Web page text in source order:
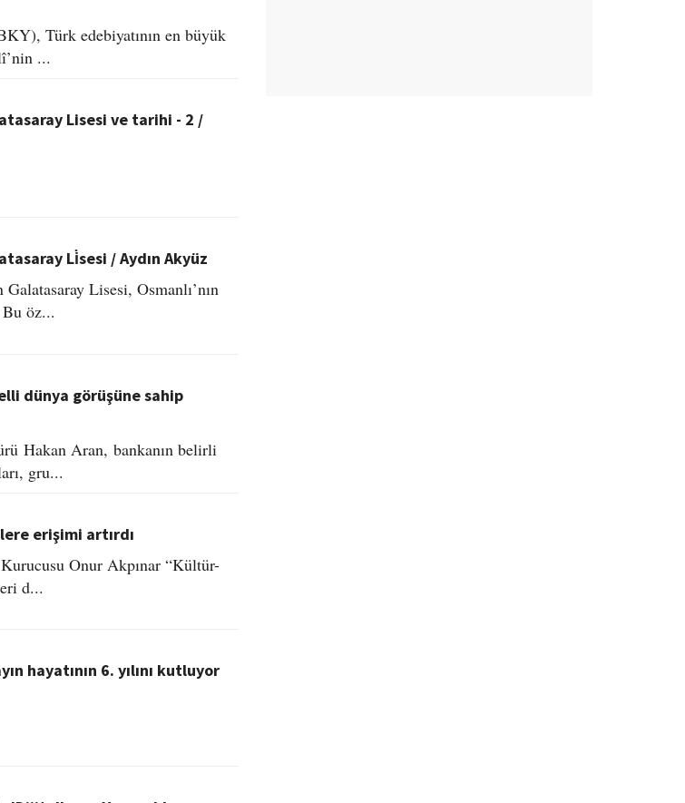
Türk edebiyatının en büyük
...
Lisesi ve tarihi - 2 /
Li̇sesi​ / Aydın Akyüz
Lisesi, Osmanlı’nın
öz...
dünya görüşüne sahip
Hakan Aran, bankanın belirli
gru...
erişimi artırdı
Onur Akpınar “Kültür-
d...
hayatının 6. yılını kutluyor